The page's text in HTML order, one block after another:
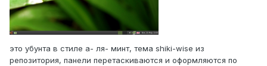
это убунта в стиле а- ля- минт, тема shiki-wise из
репозитория, панели перетаскиваются и оформляются по